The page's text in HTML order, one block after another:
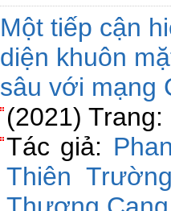
Một tiếp cận
diện khuôn
sâu với mạng
(2021) Trang:
Tác giả:
Thiên